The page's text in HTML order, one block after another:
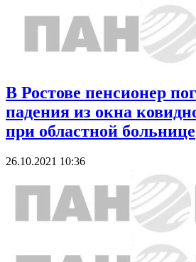
В Ростове пенсионер
падения из окна
при областной больнице
26.10.2021 10:36